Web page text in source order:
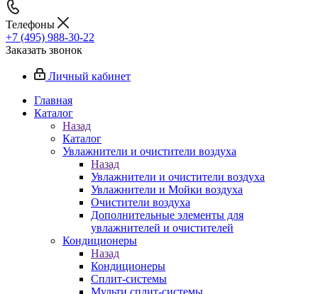
Телефоны
+7 (495) 988-30-22
Заказать звонок
Личный кабинет
Главная
Каталог
Назад
Каталог
Увлажнители и очистители воздуха
Назад
Увлажнители и очистители воздуха
Увлажнители и Мойки воздуха
Очистители воздуха
Дополнительные элементы для
увлажнителей и очистителей
Кондиционеры
Назад
Кондиционеры
Сплит-системы
Мульти сплит-системы